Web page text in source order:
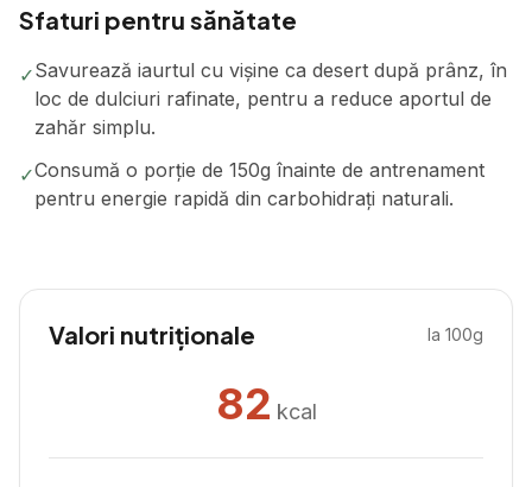
Sfaturi pentru sănătate
✓Savurează iaurtul cu vișine ca desert după prânz, în
loc de dulciuri rafinate, pentru a reduce aportul de
zahăr simplu.
✓Consumă o porție de 150g înainte de antrenament
pentru energie rapidă din carbohidrați naturali.
Valori nutriționale la 100g
82 kcal